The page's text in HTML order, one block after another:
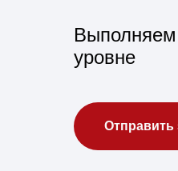
уровне
Отправить